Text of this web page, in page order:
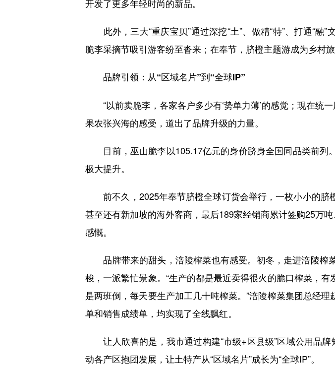
开发了更多年轻时尚的新品。
此外，三大“重庆宝贝”通过深挖“土”、做精“特”、打通“融
脆李采摘节吸引游客纷至沓来；在奉节，脐橙主题游成为乡村
品牌引领：从“区域名片”到“全球IP”
“以前卖脆李，各家各户多少有‘势单力薄’的感觉；现在统
果农张兴海的感受，道出了品牌升级的力量。
目前，巫山脆李以105.17亿元的身价跻身全国同品类前列
极大提升。
前不久，2025年奉节脐橙全球订货会举行，一枚小小的脐
甚至还有新加坡的海外客商，最后189家经销商累计签购25万
感慨。
品牌带来的甜头，涪陵榨菜也有感受。初冬，走进涪陵榨
梭，一派繁忙景象。“生产的都是最近卖得很火的脆口榨菜，
是两班倒，每天要生产加工几十吨榨菜。”涪陵榨菜集团总经
单和销售成绩单，均实现了全线飘红。
让人欣喜的是，我市通过构建“市级+区县级”区域公用品牌
动各产区抱团发展，让土特产从“区域名片”成长为“全球IP”。